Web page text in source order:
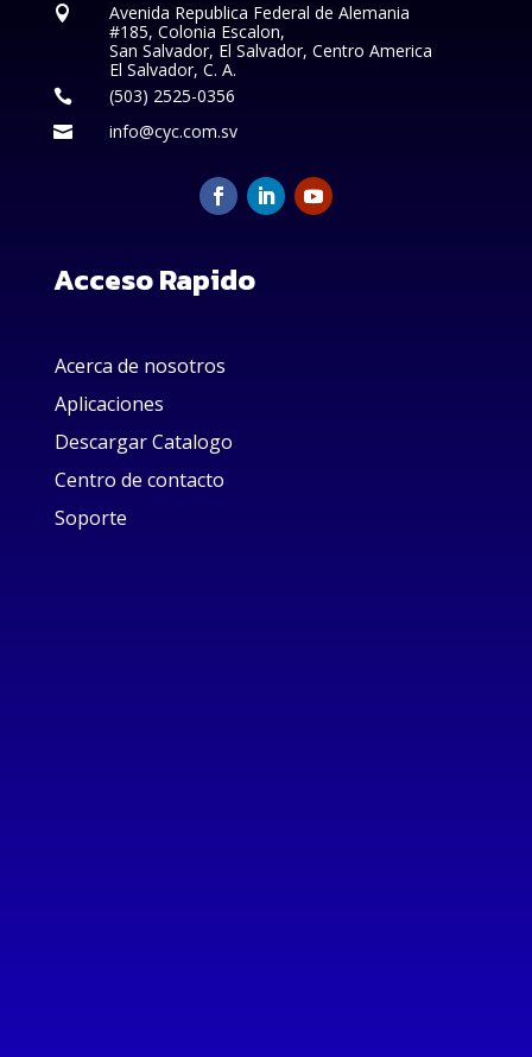

Avenida Republica Federal de Alemania
#185, Colonia Escalon,
San Salvador, El Salvador, Centro America
El Salvador, C. A.
 (503) 2525-0356
 info@cyc.com.sv
Acceso Rapido
Acerca de nosotros
Aplicaciones
Descargar Catalogo
Centro de contacto
Soporte